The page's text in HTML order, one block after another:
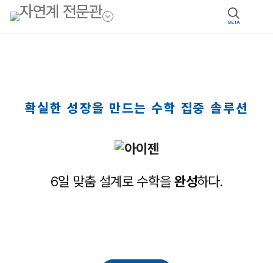
BETA
확실한 성장을 만드는 수학 집중 솔루션
6일 맞춤 설계로 수학을완성하다.